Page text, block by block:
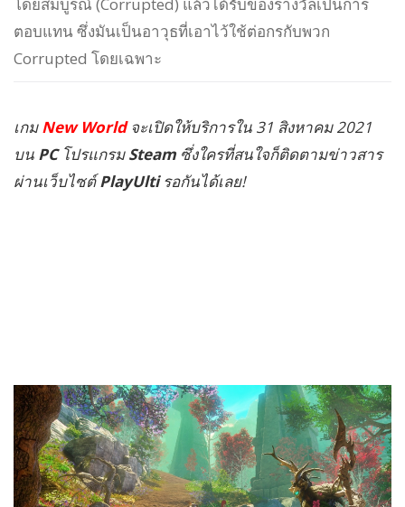
โดยสมบูรณ์ (Corrupted) แล้วได้รับของรางวัลเป็นการ
ตอบแทน ซึ่งมันเป็นอาวุธที่เอาไว้ใช้ต่อกรกับพวก
Corrupted โดยเฉพาะ
เกมNew Worldจะเปิดให้บริการใน 31 สิงหาคม 2021
บน PCโปรแกรมSteam ซึ่งใครที่สนใจก็ติดตามข่าวสาร
ผ่านเว็บไซต์PlayUltiรอกันได้เลย!